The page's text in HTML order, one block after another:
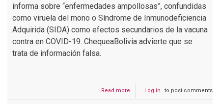
informa sobre “enfermedades ampollosas”, confundidas
como viruela del mono o Síndrome de Inmunodeficiencia
Adquirida (SIDA) como efectos secundarios de la vacuna
contra en COVID-19. ChequeaBolivia advierte que se
trata de información falsa.
Read more
Es
Log in to post comments